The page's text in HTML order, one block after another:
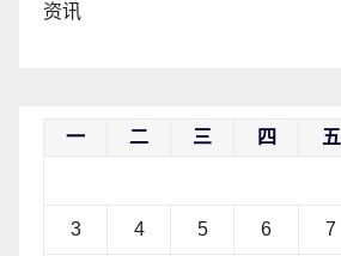
资讯
一 二 三 四 五
3 4 5 6 7